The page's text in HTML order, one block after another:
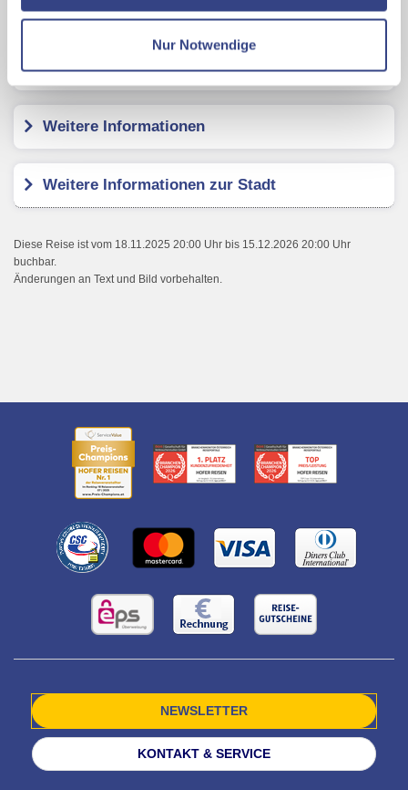
Datenschutzseite
Mit Klick auf "Alles erlauben" stimmen Sie der
Verwendung der Cookies & Plugins auf unseren
Webseiten zu.
Nur Notwendige
Hampton by Hilton Vienna City West
Kundenbewertungen
Weitere Informationen
Weitere Informationen zur Stadt
Diese Reise ist vom 18.11.2025 20:00 Uhr bis 15.12.2026 20:00 Uhr
buchbar.
Änderungen an Text und Bild vorbehalten.
NEWSLETTER
KONTAKT & SERVICE